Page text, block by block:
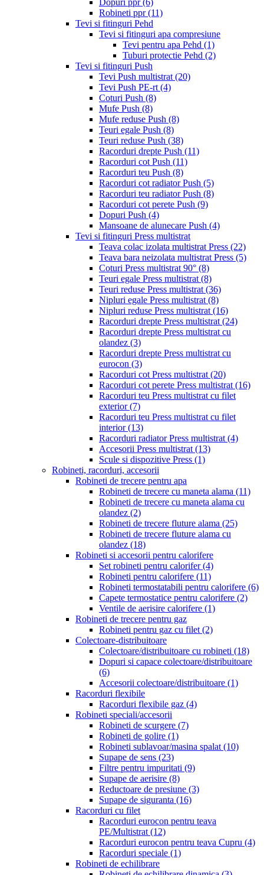
Dopuri ppr(6)
Robineti ppr(11)
Tevi si fitinguri Pehd
Tevi si fitinguri apa compresiune
Tevi pentru apa Pehd (1)
Tuburi protectie Pehd (2)
Tevi si fitinguri Push
Tevi Push multistrat (20)
Tevi Push PE-rt (4)
Coturi Push (8)
Mufe Push (8)
Mufe reduse Push (8)
Teuri egale Push (8)
Teuri reduse Push (38)
Racorduri drepte Push (11)
Racorduri cot Push (11)
Racorduri teu Push (8)
Racorduri cot radiator Push (5)
Racorduri teu radiator Push (8)
Racorduri cot perete Push (9)
Dopuri Push (4)
Mansoane de alunecare Push (4)
Tevi si fitinguri Press multistrat
Teava colac izolata multistrat Press (22)
Teava bara neizolata multistrat Press (5)
Coturi Press multistrat 90° (8)
Teuri egale Press multistrat (8)
Teuri reduse Press multistrat (36)
Nipluri egale Press multistrat (8)
Nipluri reduse Press multistrat (16)
Racorduri drepte Press multistrat (24)
Racorduri drepte Press multistrat cu
olandez (3)
Racorduri drepte Press multistrat cu
eurocon (3)
Racorduri cot Press multistrat (20)
Racorduri cot perete Press multistrat (16)
Racorduri teu Press multistrat cu filet
exterior(7)
Racorduri teu Press multistrat cu filet
interior(13)
Racorduri radiator Press multistrat (4)
Accesorii Press multistrat (13)
Scule si dispozitive Press (1)
Robineti, racorduri, accesorii
Robineti de trecere pentru apa
Robineti de trecere cu maneta alama (11)
Robineti de trecere cu maneta alama cu
olandez (2)
Robineti de trecere fluture alama (25)
Robineti de trecere fluture alama cu
olandez (18)
Robineti si accesorii pentru calorifere
Set robineti pentru calorifer(4)
Robineti pentru calorifere (11)
Robineti termostatabili pentru calorifere (6)
Capete termostatice pentru calorifere (2)
Ventile de aerisire calorifere (1)
Robineti de trecere pentru gaz
Robineti pentru gaz cu filet (2)
Colectoare-distribuitoare
Colectoare/distribuitoare cu robineti (18)
Dopuri si capace colectoare/distribuitoare
(6)
Accesorii colectoare/distribuitoare (1)
Racorduri flexibile
Racorduri flexibile gaz (4)
Robineti speciali/accesorii
Robineti de scurgere (7)
Robineti de golire (1)
Robineti sublavoar/masina spalat (10)
Supape de sens (23)
Filtre pentru impuritati (9)
Supape de aerisire (8)
Reductoare de presiune (3)
Supape de siguranta (16)
Racorduri cu filet
Racorduri eurocon pentru teava
PE/Multistrat (12)
Racorduri eurocon pentru teava Cupru (4)
Racorduri speciale (1)
Robineti de echilibrare